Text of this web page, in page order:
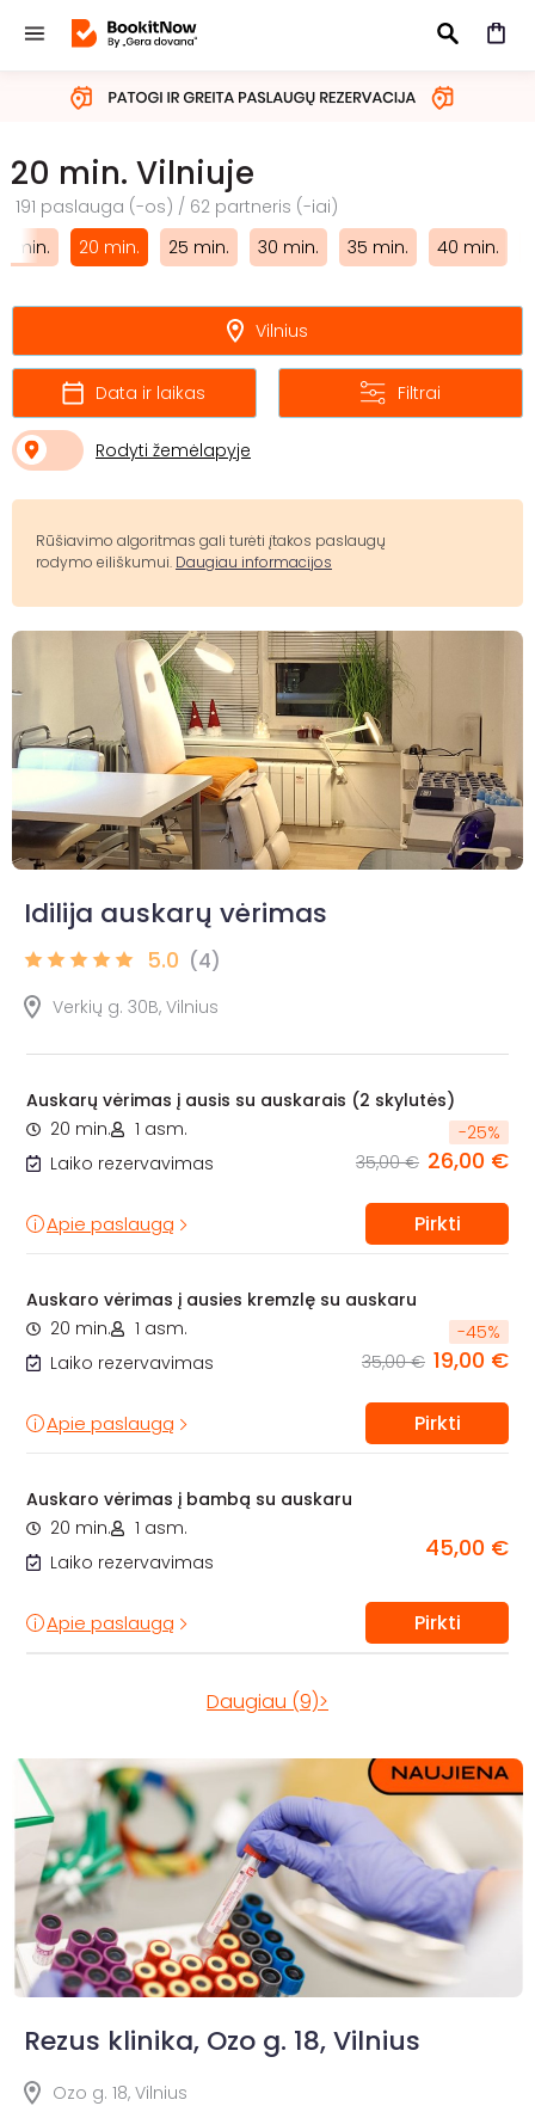
IEŠKOTI
20 min. Vilniuje
191 paslauga (-os) / 62 partneris (-iai)
min.
20 min. 25 min. 30 min. 35 min. 40 min.
Vilnius
Data ir laikas Filtrai
Rodyti žemėlapyje
Rūšiavimo algoritmas gali turėti įtakos paslaugų
rodymo eiliškumui. Daugiau informacijos
Idilija auskarų vėrimas
5.0 (4)
Verkių g. 30B, Vilnius
Auskarų vėrimas į ausis su auskarais (2 skylutės)
20 min.
1 asm.
Laiko rezervavimas
-25%
35,00 € 26,00 €
Apie paslaugą Pirkti
Auskaro vėrimas į ausies kremzlę su auskaru
20 min.
1 asm.
Laiko rezervavimas
-45%
35,00 € 19,00 €
Apie paslaugą Pirkti
Auskaro vėrimas į bambą su auskaru
20 min.
1 asm.
Laiko rezervavimas
45,00 €
Apie paslaugą Pirkti
Daugiau (9)>
Rezus klinika, Ozo g. 18, Vilnius
Ozo g. 18, Vilnius